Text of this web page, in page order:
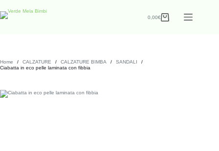
0,00€
Home / CALZATURE / CALZATURE BIMBA / SANDALI
/
Ciabatta in eco pelle laminata con fibbia